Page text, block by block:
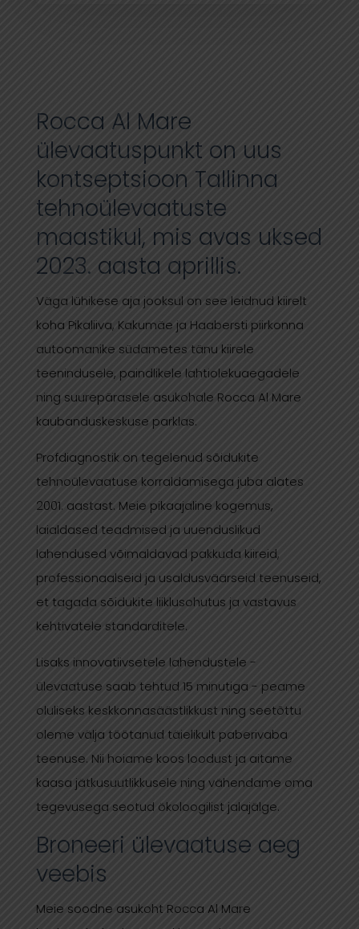
Rocca Al Mare
ülevaatuspunkt on uus
kontseptsioon Tallinna
tehnoülevaatuste
maastikul, mis avas uksed
2023. aasta aprillis.
Väga lühikese aja jooksul on see leidnud kiirelt
koha Pikaliiva, Kakumäe ja Haabersti piirkonna
autoomanike südametes tänu kiirele
teenindusele, paindlikele lahtiolekuaegadele
ning suurepärasele asukohale Rocca Al Mare
kaubanduskeskuse parklas.
Profdiagnostik on tegelenud sõidukite
tehnoülevaatuse korraldamisega juba alates
2001. aastast. Meie pikaajaline kogemus,
laialdased teadmised ja uuenduslikud
lahendused võimaldavad pakkuda kiireid,
professionaalseid ja usaldusväärseid teenuseid,
et tagada sõidukite liiklusohutus ja vastavus
kehtivatele standarditele.
Lisaks innovatiivsetele lahendustele -
ülevaatuse saab tehtud 15 minutiga - peame
oluliseks keskkonnasäästlikkust ning seetõttu
oleme välja töötanud täielikult paberivaba
teenuse. Nii hoiame koos loodust ja aitame
kaasa jätkusuutlikkusele ning vähendame oma
tegevusega seotud ökoloogilist jalajälge.
Broneeri ülevaatuse aeg
veebis
Meie soodne asukoht Rocca Al Mare